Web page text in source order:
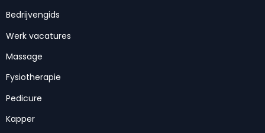
Bedrijvengids
Werk vacatures
Massage
Fysiotherapie
Pedicure
Kapper